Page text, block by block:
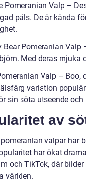
Pomeranian Valp –
päls. De är kända
Bear Pomeranian
Med deras mjuka
Valp – Boo,
variation
sin söta utseende och
av
valpar har
har ökat
och TikTok, där
världen.